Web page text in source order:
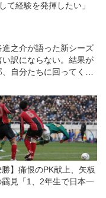
て経験を発揮したい」
進之介が語った新シーズ
訳にならない。結果が
自分たちに回ってく
勝】痛恨のPK献上、矢板
靍見「1、2年生で日本一